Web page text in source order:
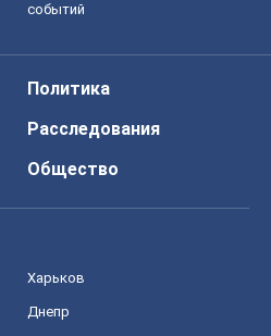
событий
Политика
Расследования
Общество
Харьков
Днепр